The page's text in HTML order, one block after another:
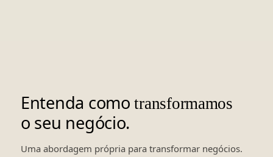
Entenda comotransformamos
o seu negócio.
Uma abordagem própria para transformar negócios.